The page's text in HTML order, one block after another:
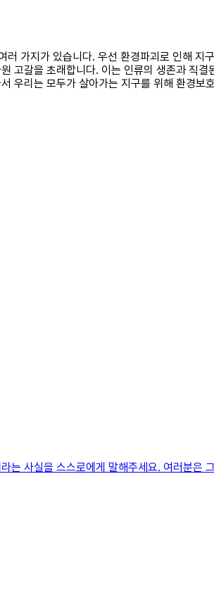
가지가 있습니다. 우선 환경파괴로 인해
고갈을 초래합니다. 이는 인류의 생존과 직
우리는 모두가 살아가는 지구를 위해 환경보
사실을 스스로에게 말해주세요. 여러분은